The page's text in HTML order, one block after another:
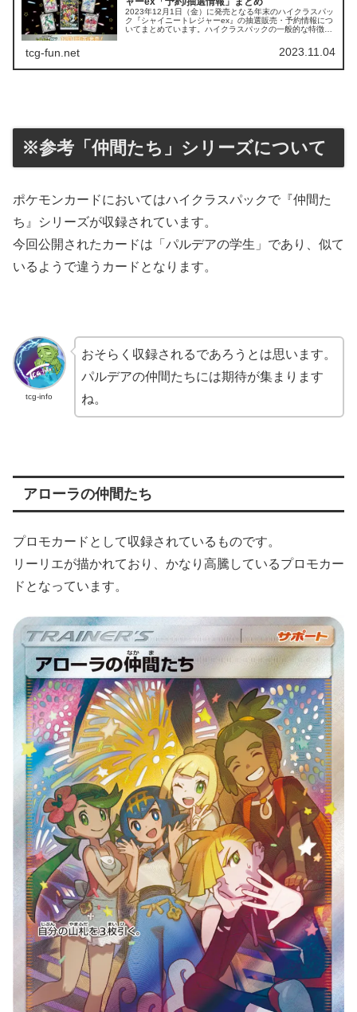
2023年12月1日（金）に発売となる年末のハイクラスパッ
ク『シャイニートレジャーex』の抽選販売・予約情報につ
いてまとめています。ハイクラスパックの一般的な特徴と
tcg-fun.net 2023.11.04
※参考「仲間たち」シリーズについて
ポケモンカードにおいてはハイクラスパックで『仲間た
ち』シリーズが収録されています。
今回公開されたカードは「パルデアの学生」であり、似て
いるようで違うカードとなります。
tcg-info
おそらく収録されるであろうとは思います。
パルデアの仲間たちには期待が集まります
ね。
アローラの仲間たち
プロモカードとして収録されているものです。
リーリエが描かれており、かなり高騰しているプロモカー
ドとなっています。